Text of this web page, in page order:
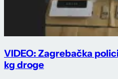
VIDEO: Zagrebačka
kg droge